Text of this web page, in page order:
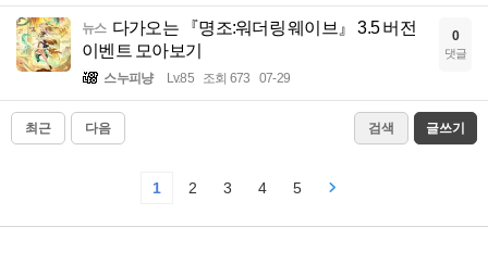
뉴스 다가오는 『명조:워더링 웨이브』 3.5 버전
이벤트 모아보기
스누피냥 Lv.85 조회 673 07-29
0
댓글
최근 다음 검색 글쓰기
1 2 3 4 5